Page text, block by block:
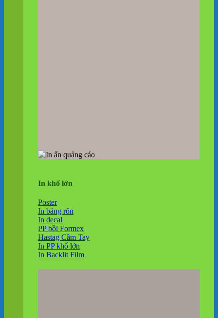
In khổ lớn
Poster
In băng rôn
In decal
PP bồi Formex
Hastag Cầm Tay
In PP khổ lớn
In Backlit Film